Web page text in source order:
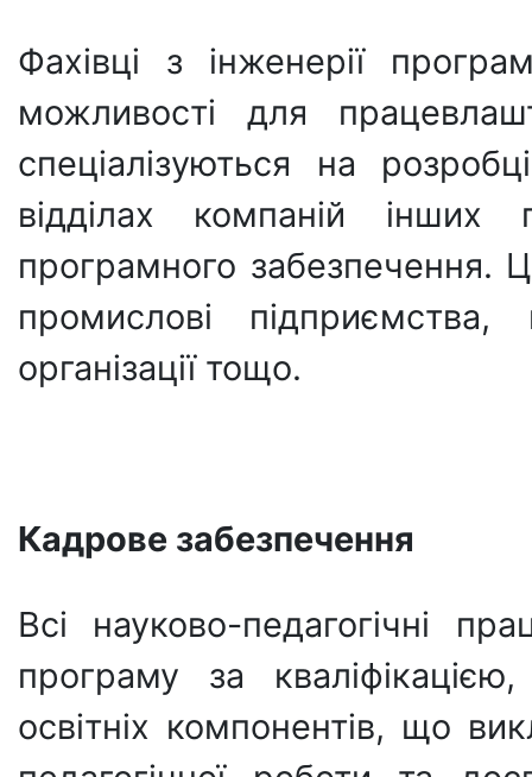
Фахівці з інженерії
можливості для
спеціалізуються на
відділах компаній інших
програмного забезпечення.
промислові підприємства,
організації тощо.
Кадрове забезпечення
Всі науково-педагогічні
програму за
освітніх компонентів, що